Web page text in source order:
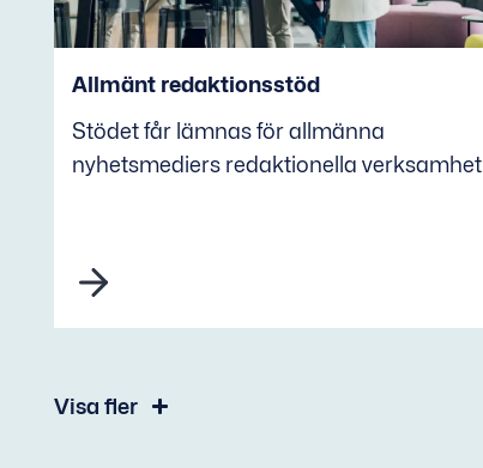
Allmänt redaktionsstöd
Stödet får lämnas för allmänna
nyhetsmediers redaktionella verksamhet
Visa fler